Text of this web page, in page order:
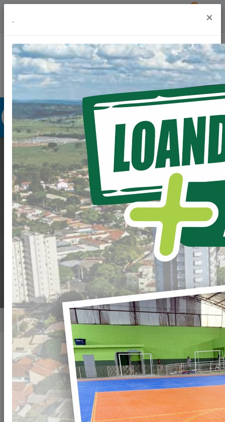
LOANDA RECEBE
VISITAS
IMPORTANTES QUE
PRESTIGIAAM O
MUNICÍPIO.
Home Notícias
Publicado em: 23/07/2025 08:00
Compartilhar
. ×